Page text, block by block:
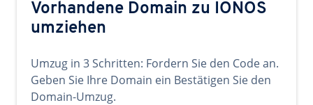
Vorhandene Domain zu IONOS
umziehen
Umzug in 3 Schritten: Fordern Sie den Code an.
Geben Sie Ihre Domain ein Bestätigen Sie den
Domain-Umzug.